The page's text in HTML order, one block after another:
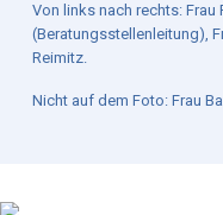
Von links nach rechts: Frau
(Beratungsstellenleitung),
Reimitz.
Nicht auf dem Foto: Frau